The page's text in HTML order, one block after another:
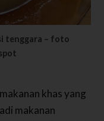
tenggara – foto
khas yang
makanan